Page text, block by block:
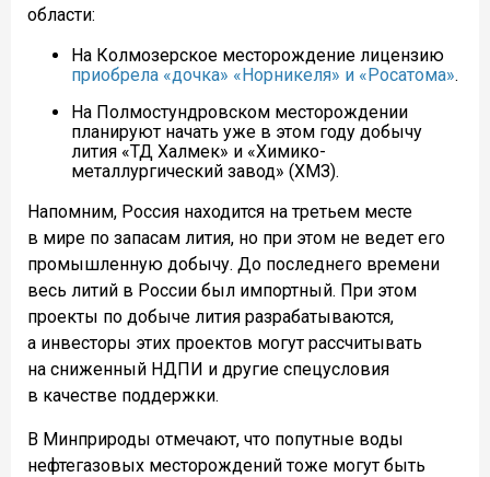
области:
На Колмозерское месторождение лицензию
приобрела «дочка» «Норникеля» и «Росатома».
На Полмостундровском месторождении
планируют начать уже в этом году добычу
лития «ТД Халмек» и «Химико-
металлургический завод» (ХМЗ).
Напомним, Россия находится на третьем месте
в мире по запасам лития, но при этом не ведет его
промышленную добычу. До последнего времени
весь литий в России был импортный. При этом
проекты по добыче лития разрабатываются,
а инвесторы этих проектов могут рассчитывать
на сниженный НДПИ и другие спецусловия
в качестве поддержки.
В Минприроды отмечают, что попутные воды
нефтегазовых месторождений тоже могут быть